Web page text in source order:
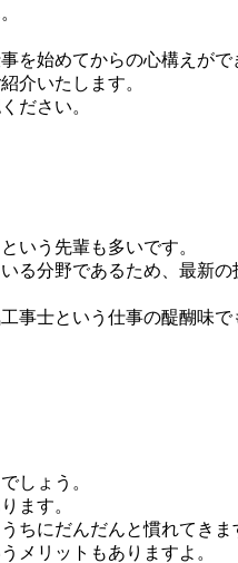
を始めてからの心構えがで
介いたします。
ださい。
いう先輩も多いです。
る分野であるため、最新
事士という仕事の醍醐味で
しょう。
ます。
ちにだんだんと慣れてきま
メリットもありますよ。